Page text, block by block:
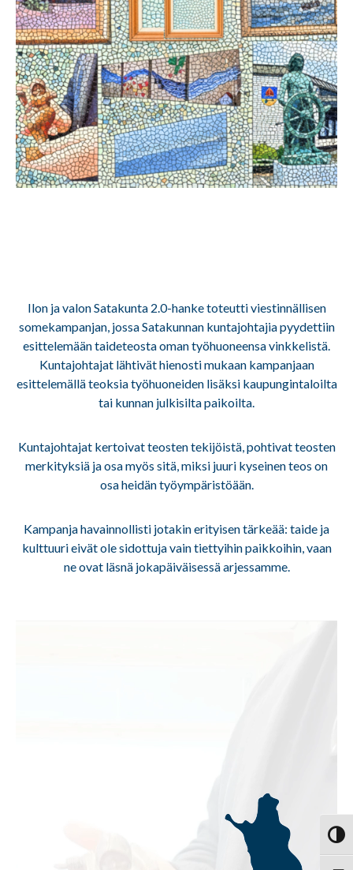
Ilon ja valon Satakunta 2.0-hanke toteutti viestinnällisen
somekampanjan, jossa Satakunnan kuntajohtajia pyydettiin
esittelemään taideteosta oman työhuoneensa vinkkelistä.
Kuntajohtajat lähtivät hienosti mukaan kampanjaan
esittelemällä teoksia työhuoneiden lisäksi kaupungintaloilta
tai kunnan julkisilta paikoilta.
Kuntajohtajat kertoivat teosten tekijöistä, pohtivat teosten
merkityksiä ja osa myös sitä, miksi juuri kyseinen teos on
osa heidän työympäristöään.
Kampanja havainnollisti jotakin erityisen tärkeää: taide ja
kulttuuri eivät ole sidottuja vain tiettyihin paikkoihin, vaan
ne ovat läsnä jokapäiväisessä arjessamme.